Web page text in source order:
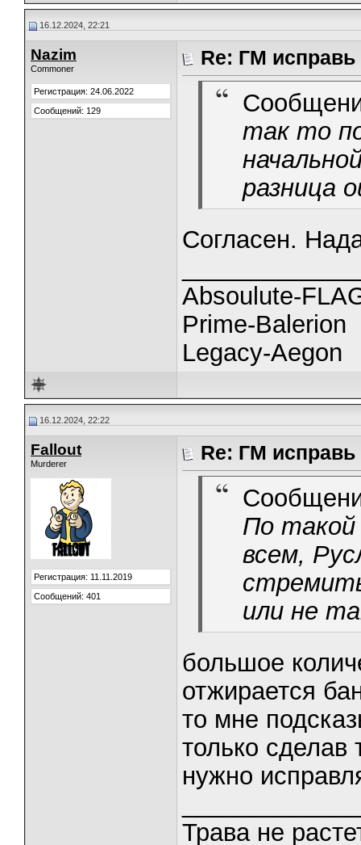
16.12.2024, 22:21
Nazim
Commoner
Регистрация: 24.06.2022
Сообщений: 129
Re: ГМ
так то
разница
Согласен.
Absoulute-
Prime-Balerion
Legacy-Aegon
16.12.2024, 22:22
Fallout
Murderer
Регистрация: 11.11.2019
Сообщений: 401
Re: ГМ
По такой
всем,
или не
большое
отжирается
то мне
только сделав
нужно
Трава не